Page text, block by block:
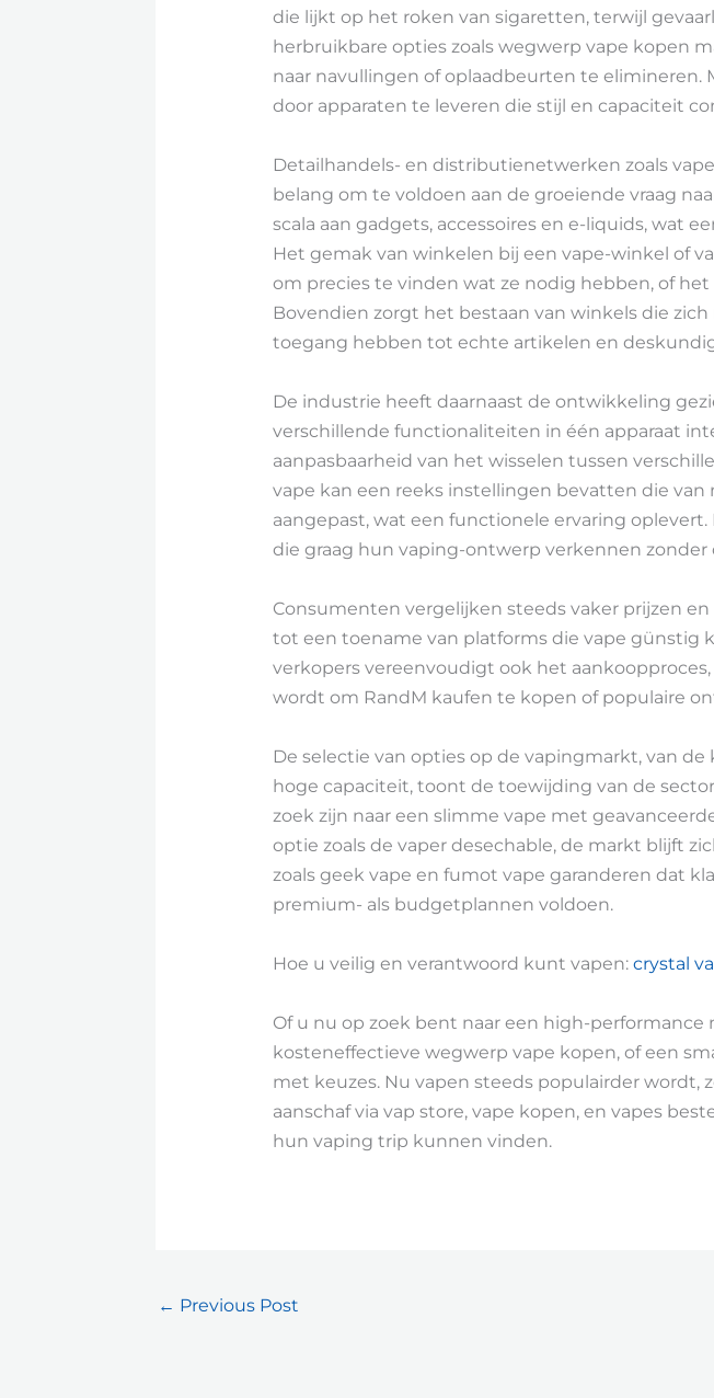
die lijkt op het roken van sigaretten, terwijl
herbruikbare opties zoals wegwerp vape kopen
naar navullingen of oplaadbeurten te elimineren.
door apparaten te leveren die stijl en capaciteit
Detailhandels- en distributienetwerken zoals
belang om te voldoen aan de groeiende vraag
scala aan gadgets, accessoires en e-liquids, wat
Het gemak van winkelen bij een vape-winkel of
om precies te vinden wat ze nodig hebben, of
Bovendien zorgt het bestaan van winkels die
toegang hebben tot echte artikelen en
De industrie heeft daarnaast de ontwikkeling
verschillende functionaliteiten in één apparaat
aanpasbaarheid van het wisselen tussen
vape kan een reeks instellingen bevatten die
aangepast, wat een functionele ervaring
die graag hun vaping-ontwerp verkennen
Consumenten vergelijken steeds vaker prijzen
tot een toename van platforms die vape günstig
verkopers vereenvoudigt ook het
wordt om RandM kaufen te kopen of populaire
De selectie van opties op de vapingmarkt, van
hoge capaciteit, toont de toewijding van de
zoek zijn naar een slimme vape met
optie zoals de vaper desechable, de markt blijft
zoals geek vape en fumot vape garanderen dat
premium- als budgetplannen voldoen.
Hoe u veilig en verantwoord kunt vapen: crystal
Of u nu op zoek bent naar een high-performance
kosteneffectieve wegwerp vape kopen, of een
met keuzes. Nu vapen steeds populairder
aanschaf via vap store, vape kopen, en vapes
hun vaping trip kunnen vinden.
← Previous Post